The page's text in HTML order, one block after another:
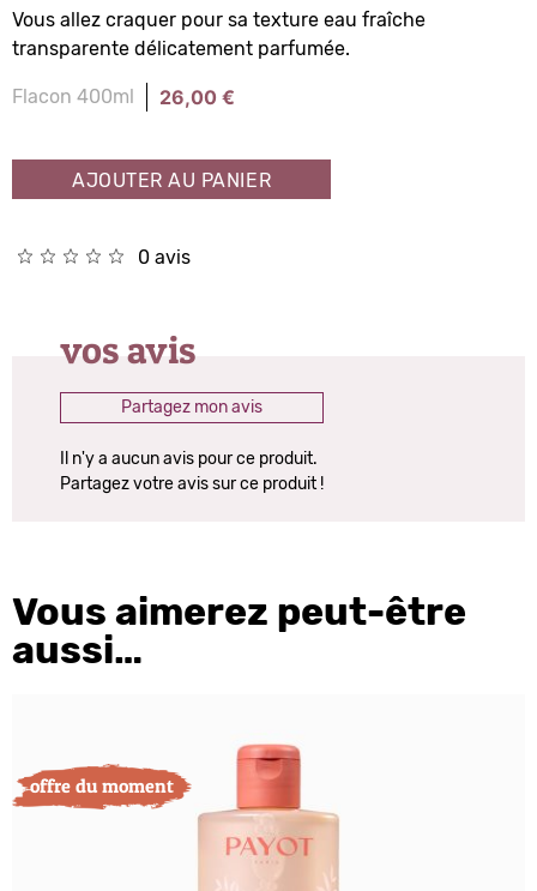
Vous allez craquer pour sa texture eau fraîche
transparente délicatement parfumée.
Flacon 400ml 26,00 €
AJOUTER AU PANIER
0 avis
vos avis
Partagez mon avis
Il n'y a aucun avis pour ce produit.
Partagez votre avis sur ce produit !
Vous aimerez peut-être
aussi…
offre du moment